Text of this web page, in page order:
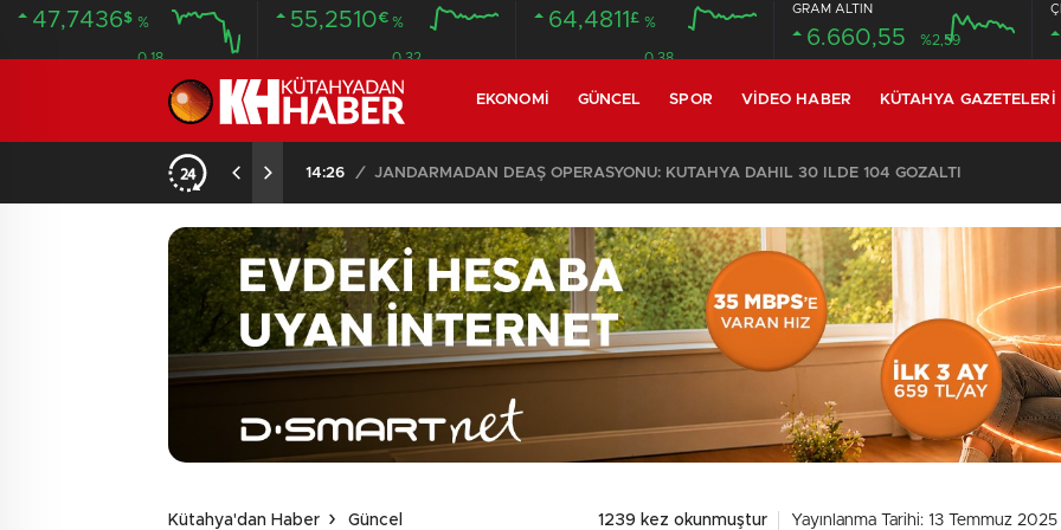
47,7436$ %
0.18
55,2510€ %
0.32
64,4811 £ %
0.38
GRAM ALTIN
6.660,55 %2,59
EKONOMI GÜNCEL SPOR VIDEO HABER KÜTAHYA GAZETELERI
02:03 / KOMŞULARI ÖLDÜĞÜNÜ SANDI, YAŞLI KADINI ÇÖP YIĞINININ ARASINDA BULUNDU
Kütahya'dan Haber Güncel 1239 kez okunmuştur Yayınlanma Tarihi: 13 Temmuz 2025